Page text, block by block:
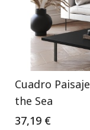
Cuadro
the Sea
37,19 €